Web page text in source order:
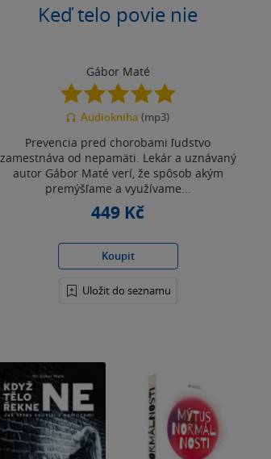
Keď telo povie nie
Gábor Maté
5.0
z
5
Audiokniha (mp3)
Prevencia pred chorobami ľudstvo
zamestnáva od nepamäti. Lekár a uznávaný
autor Gábor Maté verí, že spôsob akým
premýšľame a využívame...
449 Kč
Koupit
Uložit do seznamu